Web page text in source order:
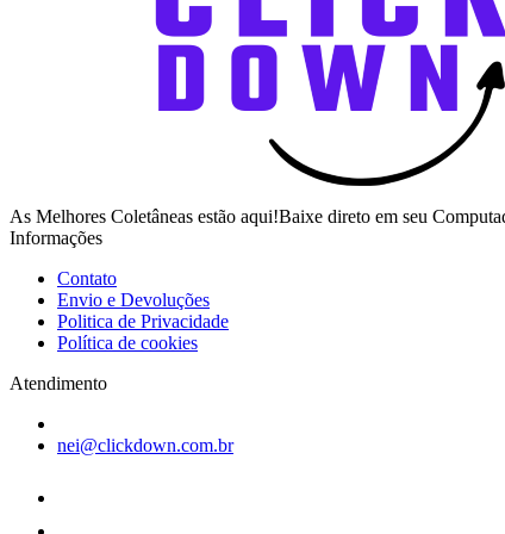
As Melhores Coletâneas estão aqui!Baixe direto em seu
Informações
Contato
Envio e Devoluções
Politica de Privacidade
Política de cookies
Atendimento
nei@clickdown.com.br